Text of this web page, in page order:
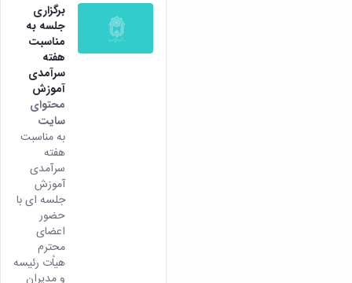
برگزاری
جلسه به
مناسبت
هفته
سرآمدی
آموزش
محتوای
سایت
به مناسبت
هفته
سرآمدی
آموزش
جلسه ای با
حضور
اعضای
محترم
هیاًت رئیسه
و مدیران